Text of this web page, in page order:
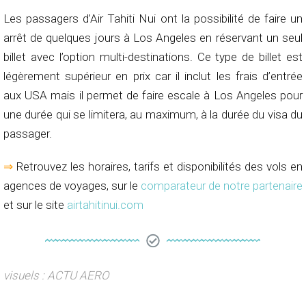
Les passagers d’Air Tahiti Nui ont la possibilité de faire un
arrêt de quelques jours à Los Angeles en réservant un seul
billet avec l’option multi-destinations. Ce type de billet est
légèrement supérieur en prix car il inclut les frais d’entrée
aux USA mais il permet de faire escale à Los Angeles pour
une durée qui se limitera, au maximum, à la durée du visa du
passager.
⇒ Retrouvez les horaires, tarifs et disponibilités des vols en
agences de voyages, sur le comparateur de notre partenaire
et sur le site airtahitinui.com
visuels : ACTU AERO